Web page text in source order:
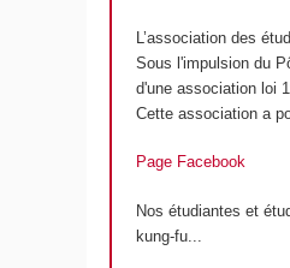
L’association des
Sous l'impulsion du
d'une association loi
Cette association a
Page Facebook
Nos étudiantes et
kung-fu...